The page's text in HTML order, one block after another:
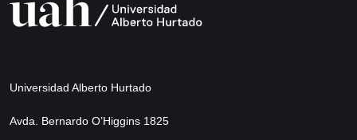
Universidad Alberto Hurtado
Avda. Bernardo O’Higgins 1825